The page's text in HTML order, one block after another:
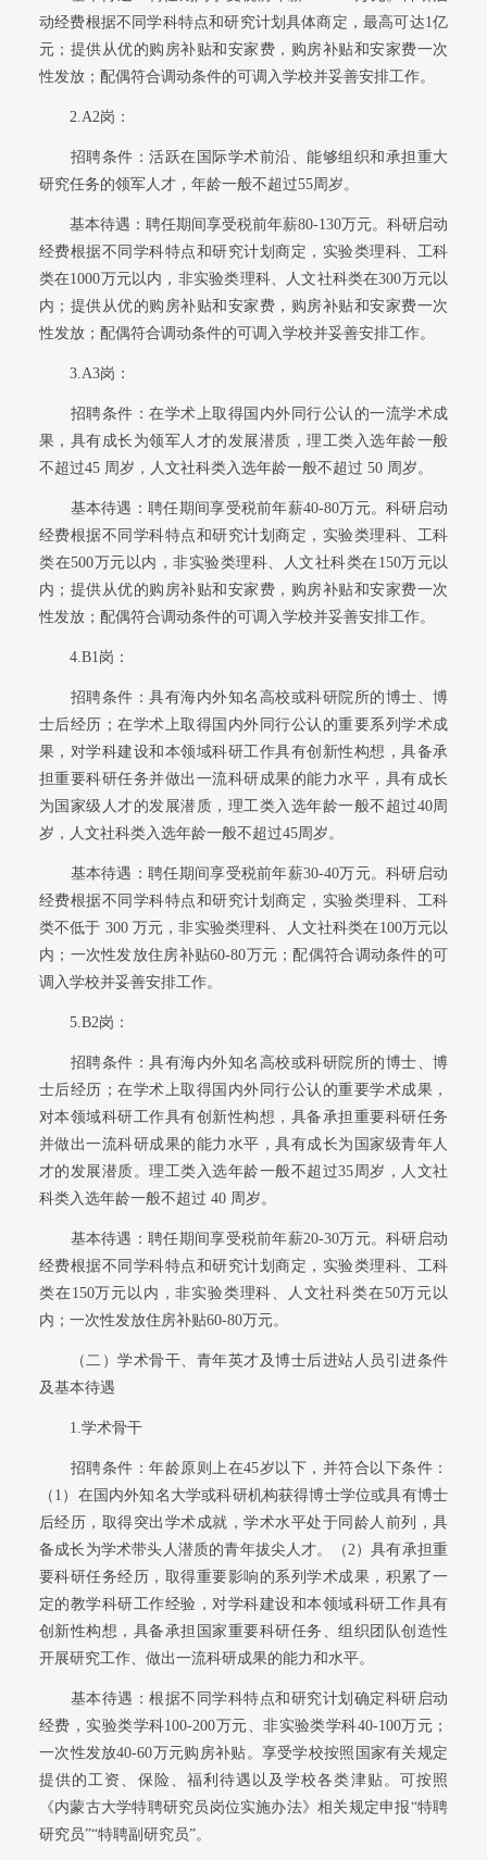
动经费根据不同学科特点和研究计划具体商定，最高可达1 亿
元；提供从优的购房补贴和安家费，购房补贴和安家费一次
性发放；配偶符合调动条件的可调入学校并妥善安排工作。
2.A2岗：
招聘条件：活跃在国际学术前沿、能够组织和承担重大
研究任务的领军人才，年龄一般不超过55 周岁。
基本待遇：聘任期间享受税前年薪80-130万元。科研启动
经费根据不同学科特点和研究计划商定，实验类理科、工科
类在1000万元以内，非实验类理科、人文社科类在300万元以
内；提供从优的购房补贴和安家费，购房补贴和安家费一次
性发放；配偶符合调动条件的可调入学校并妥善安排工作。
3.A3岗：
招聘条件：在学术上取得国内外同行公认的一流学术成
果，具有成长为领军人才的发展潜质，理工类入选年龄一般
不超过45 周岁，人文社科类入选年龄一般不超过 50 周岁。
基本待遇：聘任期间享受税前年薪40-80万元。科研启动
经费根据不同学科特点和研究计划商定，实验类理科、工科
类在500万元以内，非实验类理科、人文社科类在150万元以
内；提供从优的购房补贴和安家费，购房补贴和安家费一次
性发放；配偶符合调动条件的可调入学校并妥善安排工作。
4 B1 岗：
招聘条件：具有海内外知名高校或科研院所的博士、博
士后经历；在学术上取得国内外同行公认的重要系列学术成
果，对学科建设和本领域科研工作具有创新性构想，具备承
担重要科研任务并做出一流科研成果的能力水平，具有成长
为国家级人才的发展潜质，理工类入选年龄一般不超过40周
岁，人文社科类入选年龄一般不超过45 周岁。
基本待遇：聘任期间享受税前年薪30-40万元。科研启动
经费根据不同学科特点和研究计划商定，实验类理科、工科
类不低于 300 万元，非实验类理科、人文社科类在100万元以
内；一次性发放住房补贴60-80万元；配偶符合调动条件的可
调入学校并妥善安排工作。
5.B2岗：
招聘条件：具有海内外知名高校或科研院所的博士、博
士后经历；在学术上取得国内外同行公认的重要学术成果，
对本领域科研工作具有创新性构想，具备承担重要科研任务
并做出一流科研成果的能力水平，具有成长为国家级青年人
才的发展潜质。理工类入选年龄一般不超过35 周岁，人文社
科类入选年龄一般不超过 40 周岁。
基本待遇：聘任期间享受税前年薪20-30万元。科研启动
经费根据不同学科特点和研究计划商定，实验类理科、工科
类在150万元以内，非实验类理科、人文社科类在50万元以
内；一次性发放住房补贴60-80万元。
（二）学术骨干、青年英才及博士后进站人员引进条件
及基本待遇
1. 学术骨干
招聘条件：年龄原则上在45岁以下，并符合以下条件：
（ 1 ）在国内外知名大学或科研机构获得博士学位或具有博士
后经历，取得突出学术成就，学术水平处于同龄人前列，具
备成长为学术带头人潜质的青年拔尖人才。（ 2 ）具有承担重
要科研任务经历，取得重要影响的系列学术成果，积累了一
定的教学科研工作经验，对学科建设和本领域科研工作具有
创新性构想，具备承担国家重要科研任务、组织团队创造性
开展研究工作、做出一流科研成果的能力和水平。
基本待遇：根据不同学科特点和研究计划确定科研启动
经费，实验类学科100-200万元、非实验类学科40-100万元；
一次性发放40-60万元购房补贴。享受学校按照国家有关规定
提供的工资、保险、福利待遇以及学校各类津贴。可按照
《内蒙古大学特聘研究员岗位实施办法》相关规定申报“特聘
研究员”“特聘副研究员”。